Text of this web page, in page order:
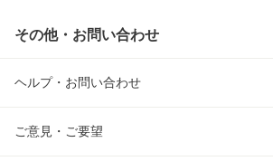
その他・お問い合わせ
ヘルプ・お問い合わせ
ご意見・ご要望